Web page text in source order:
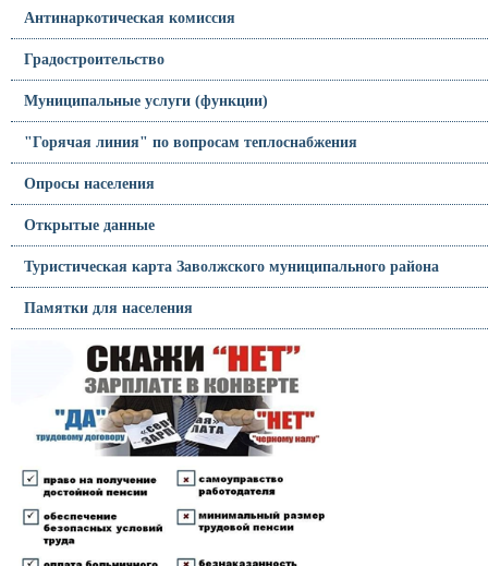
Антинаркотическая комиссия
Градостроительство
Муниципальные услуги (функции)
"Горячая линия" по вопросам теплоснабжения
Опросы населения
Открытые данные
Туристическая карта Заволжского муниципального района
Памятки для населения